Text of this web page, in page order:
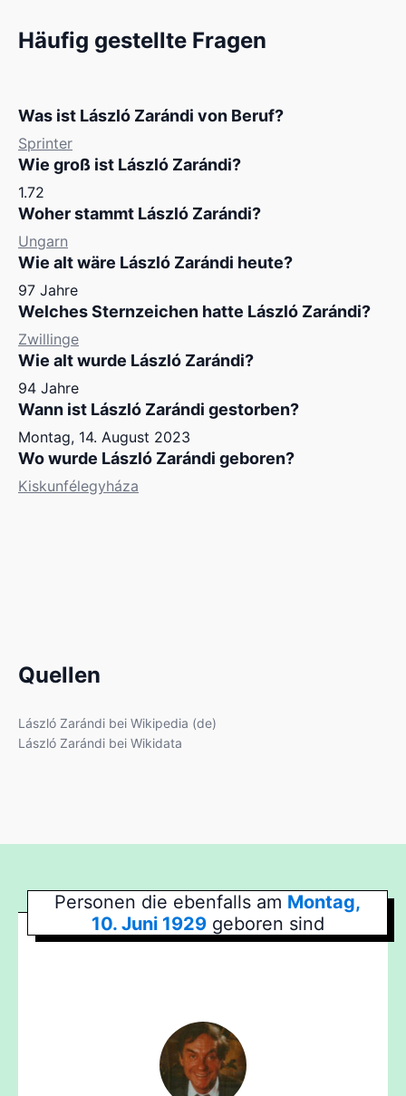
Häufig gestellte Fragen
Was ist László Zarándi von Beruf?
Sprinter
Wie groß ist László Zarándi?
1.72
Woher stammt László Zarándi?
Ungarn
Wie alt wäre László Zarándi heute?
97 Jahre
Welches Sternzeichen hatte László Zarándi?
Zwillinge
Wie alt wurde László Zarándi?
94 Jahre
Wann ist László Zarándi gestorben?
Montag, 14. August 2023
Wo wurde László Zarándi geboren?
Kiskunfélegyháza
Quellen
László Zarándi bei Wikipedia (de)
László Zarándi bei Wikidata
Personen die ebenfalls am Montag,
10. Juni 1929geboren sind